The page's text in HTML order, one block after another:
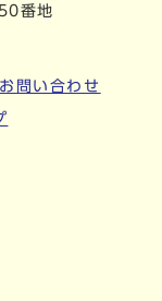
番地
お問い合わせ